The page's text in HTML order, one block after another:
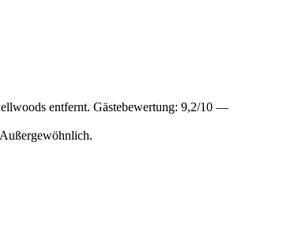
entfernt. Gästebewertung: 9,2/10 —